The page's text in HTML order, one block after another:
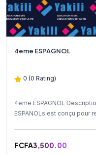
4eme ESPAGNOL
0 (0 Rating)
4eme ESPAGNOL
ESPANOLs est conçu pour
FCFA3,500.00